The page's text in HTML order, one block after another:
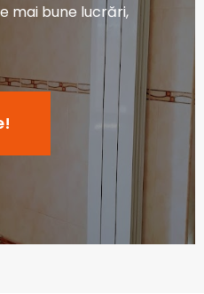
mai bune lucrări,